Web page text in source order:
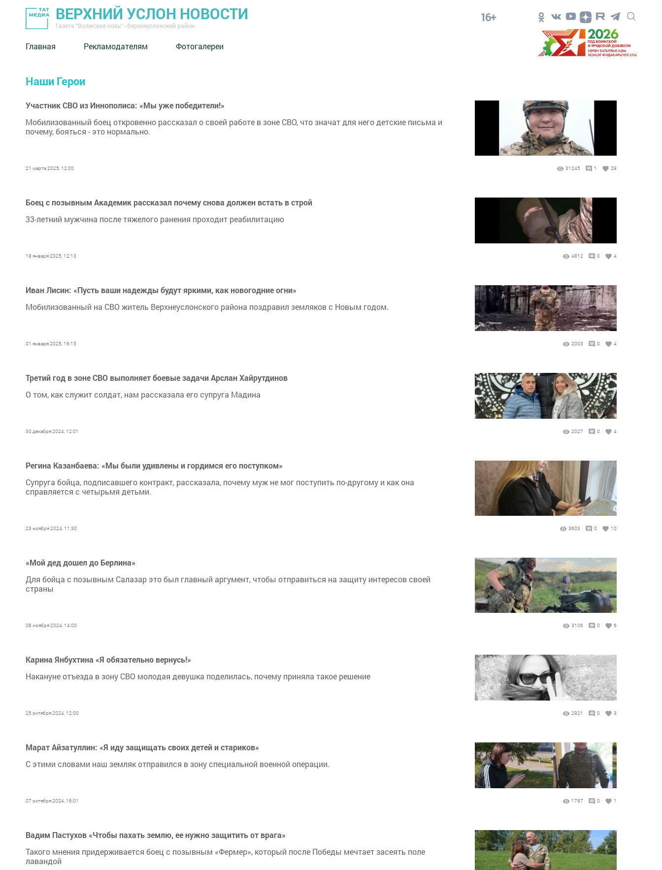
ВЕРХНИЙ УСЛОН НОВОСТИ
Газета "Волжская новь" - Верхнеуслонский район
16+
Главная Рекламодателям Фотогалереи
Наши Герои
Участник СВО из Иннополиса: «Мы уже победители!»
Мобилизованный боец откровенно рассказал о своей работе в зоне СВО, что значат для него детские письма и
почему, бояться - это нормально.
21 марта 2025, 12:00 31245 1 29
Боец с позывным Академик рассказал почему снова должен встать в строй
33-летний мужчина после тяжелого ранения проходит реабилитацию
18 января 2025, 12:13 4812 0 4
Иван Лисин: «Пусть ваши надежды будут яркими, как новогодние огни»
Мобилизованный на СВО житель Верхнеуслонского района поздравил земляков с Новым годом.
01 января 2025, 16:15 2003 0 4
Третий год в зоне СВО выполняет боевые задачи Арслан Хайрутдинов
О том, как служит солдат, нам рассказала его супруга Мадина
30 декабря 2024, 12:01 2027 0 4
Регина Казанбаева: «Мы были удивлены и гордимся его поступком»
Супруга бойца, подписавшего контракт, рассказала, почему муж не мог поступить по-другому и как она
справляется с четырьмя детьми.
23 ноября 2024, 11:30 3603 0 10
«Мой дед дошел до Берлина»
Для бойца с позывным Салазар это был главный аргумент, чтобы отправиться на защиту интересов своей
страны
08 ноября 2024, 14:00 3106 0 6
Карина Янбухтина «Я обязательно вернусь!»
Накануне отъезда в зону СВО молодая девушка поделилась, почему приняла такое решение
25 октября 2024, 12:00 2921 0 3
Марат Айзатуллин: «Я иду защищать своих детей и стариков»
С этими словами наш земляк отправился в зону специальной военной операции.
07 октября 2024, 16:01 1787 0 1
Вадим Пастухов «Чтобы пахать землю, ее нужно защитить от врага»
Такого мнения придерживается боец с позывным «Фермер», который после Победы мечтает засеять поле
лавандой